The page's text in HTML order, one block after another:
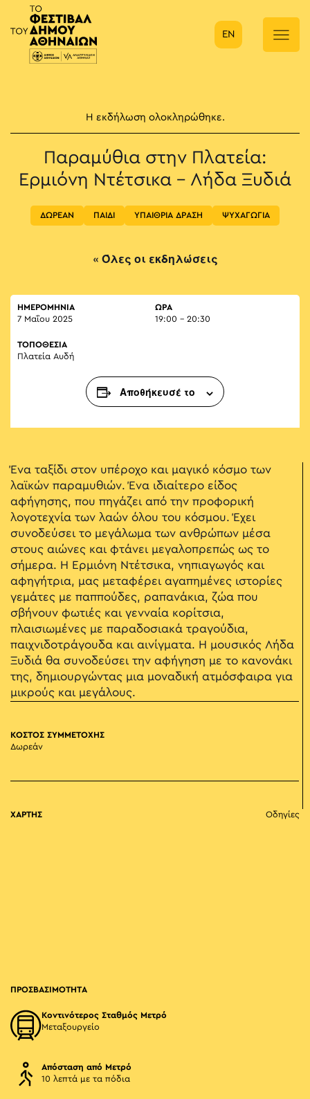
Κύρια πλοήγηση
EN
Η εκδήλωση ολοκληρώθηκε.
Παραμύθια στην Πλατεία:
Ερμιόνη Ντέτσικα – Λήδα Ξυδιά
ΔΩΡΕΑΝ ΠΑΙΔΙ ΥΠΑΙΘΡΙΑ ΔΡΑΣΗ ΨΥΧΑΓΩΓΙΑ
« Όλες οι εκδηλώσεις
ΗΜΕΡΟΜΗΝΙΑ
7 Μαΐου 2025
ΏΡΑ
19:00 - 20:30
ΤΟΠΟΘΕΣΙΑ
Πλατεία Αυδή
Αποθήκευσέ το
Ένα ταξίδι στον υπέροχο και μαγικό κόσμο των
λαϊκών παραμυθιών. Ένα ιδιαίτερο είδος
αφήγησης, που πηγάζει από την προφορική
λογοτεχνία των λαών όλου του κόσμου. Έχει
συνοδεύσει το μεγάλωμα των ανθρώπων μέσα
στους αιώνες και φτάνει μεγαλοπρεπώς ως το
σήμερα. Η Ερμιόνη Ντέτσικα, νηπιαγωγός και
αφηγήτρια, μας μεταφέρει αγαπημένες ιστορίες
γεμάτες με παππούδες, ραπανάκια, ζώα που
σβήνουν φωτιές και γενναία κορίτσια,
πλαισιωμένες με παραδοσιακά τραγούδια,
παιχνιδοτράγουδα και αινίγματα. Η μουσικός Λήδα
Ξυδιά θα συνοδεύσει την αφήγηση με το κανονάκι
της, δημιουργώντας μια μοναδική ατμόσφαιρα για
μικρούς και μεγάλους.
ΚΟΣΤΟΣ ΣΥΜΜΕΤΟΧΗΣ
Δωρεάν
ΧΑΡΤΗΣ Οδηγίες
ΠΡΟΣΒΑΣΙΜΟΤΗΤΑ
Κοντινότερος Σταθμός Μετρό
Μεταξουργείο
Απόσταση από Μετρό
10 λεπτά με τα πόδια